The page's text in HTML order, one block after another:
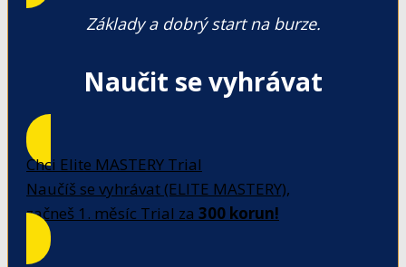
Základy a dobrý start na burze.
Naučit se vyhrávat
Chci Elite MASTERY Trial
Naučíš se vyhrávat (ELITE MASTERY),
začneš 1. měsíc Trial za 300 korun!